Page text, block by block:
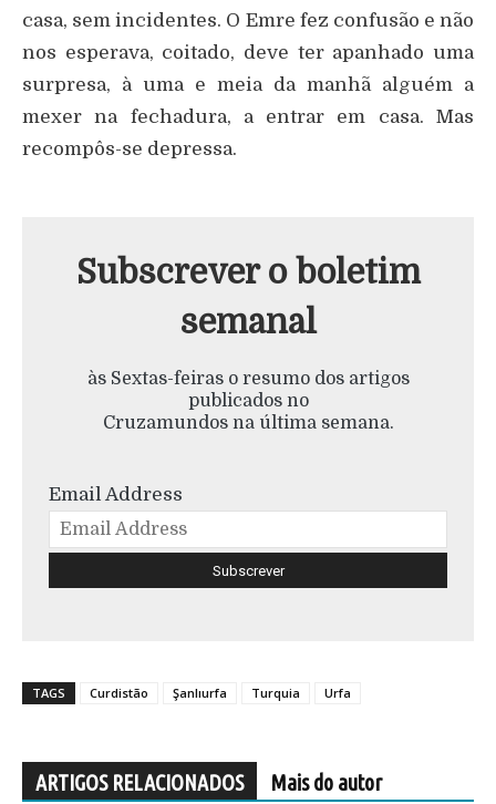
casa, sem incidentes. O Emre fez confusão e não
nos esperava, coitado, deve ter apanhado uma
surpresa, à uma e meia da manhã alguém a
mexer na fechadura, a entrar em casa. Mas
recompôs-se depressa.
Subscrever o boletim
semanal
às Sextas-feiras o resumo dos artigos
publicados no
Cruzamundos na última semana.
Email Address
TAGS Curdistão Şanlıurfa Turquia Urfa
ARTIGOS RELACIONADOS Mais do autor